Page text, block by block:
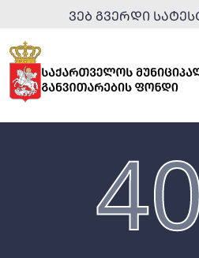
ᲕᲔᲑ ᲒᲕᲔᲠᲓᲘ